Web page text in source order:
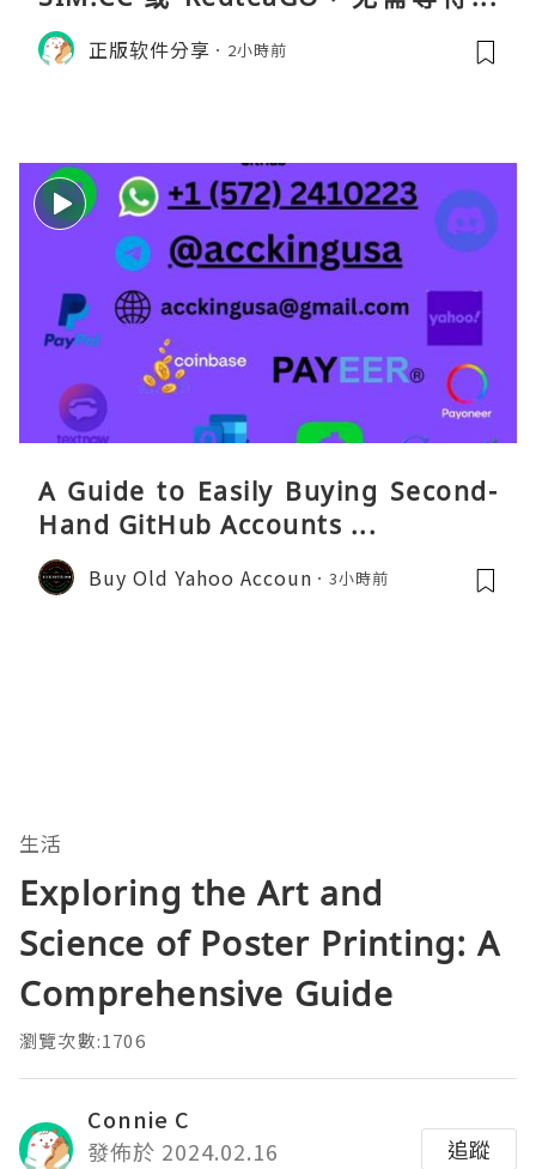
货。需要“当地号码 + 通话短信”（如
打车、外卖、客户联络）：优先 Redt
正版软件分享 2小時前
A Guide to Easily Buying Second-
Hand GitHub Accounts ...
Buy Old Yahoo Accoun 3小時前
生活
Exploring the Art and
Science of Poster Printing: A
Comprehensive Guide
瀏覽次數:1706
Connie C
發佈於 2024.02.16
追蹤